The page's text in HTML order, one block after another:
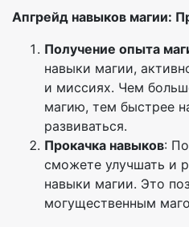
Апгрейд навыков магии:
Получение опыта
навыки магии,
и миссиях. Чем
магию, тем быстрее
развиваться.
Прокачка навыков:
сможете улучшать и
навыки магии. Это
могущественным